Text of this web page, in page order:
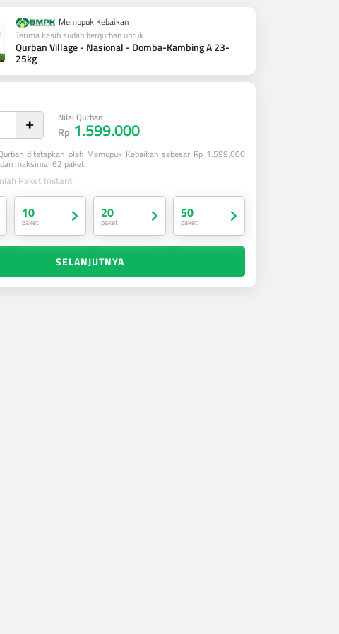
Memupuk Kebaikan
Terima kasih sudah berqurban untuk
Qurban Village - Nasional - Domba-Kambing A 23-
25kg
+ Nilai Qurban
Rp 1.599.000
ditetapkan oleh Memupuk Kebaikan sebesar Rp 1.599.000
maksimal 62 paket
Paket Instant
10
paket
20
paket
50
paket
SELANJUTNYA